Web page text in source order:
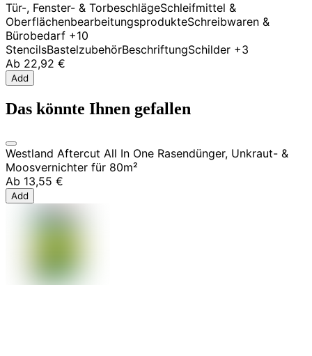
Tür-, Fenster- & TorbeschlägeSchleifmittel &
OberflächenbearbeitungsprodukteSchreibwaren &
Bürobedarf +10
StencilsBastelzubehörBeschriftungSchilder +3
Ab 22,92 €
Add
Das könnte Ihnen gefallen
Westland Aftercut All In One Rasendünger, Unkraut- &
Moosvernichter für 80m²
Ab 13,55 €
Add